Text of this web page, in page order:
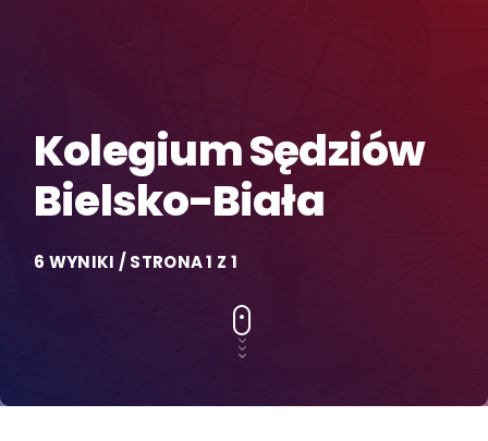
Kolegium Sędziów
Bielsko-Biała
6 WYNIKI / STRONA 1 Z 1